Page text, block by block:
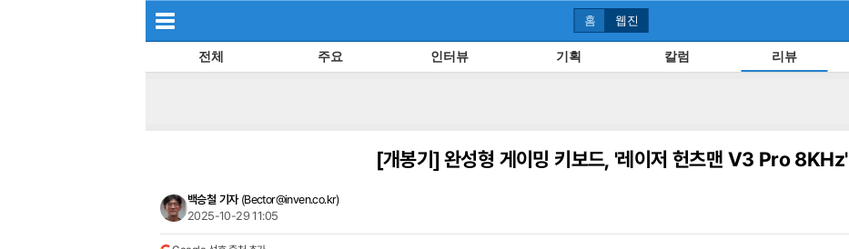
홈 웹진
전체 주요 인터뷰 기획 칼럼 리뷰
[개봉기]완성형 게이밍 키보드, '레이저 헌츠맨 V3 Pro 8KHz'
백승철 기자 (Bector@inven.co.kr)
2025-10-29 11:05